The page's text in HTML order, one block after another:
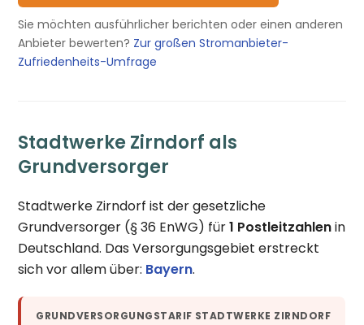
Sie möchten ausführlicher berichten oder einen anderen
Anbieter bewerten? Zur großen Stromanbieter-
Zufriedenheits-Umfrage
Stadtwerke Zirndorf als
Grundversorger
Stadtwerke Zirndorf ist der gesetzliche
Grundversorger (§ 36 EnWG) für1 Postleitzahlenin
Deutschland. Das Versorgungsgebiet erstreckt
sich vor allem über: Bayern.
GRUNDVERSORGUNGSTARIF STADTWERKE ZIRNDORF